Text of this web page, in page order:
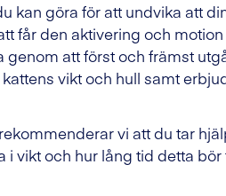
kan göra för att undvika att
får den aktivering och
att först och främst
vikt och hull samt
vi att du tar
vikt och hur lång tid detta bör